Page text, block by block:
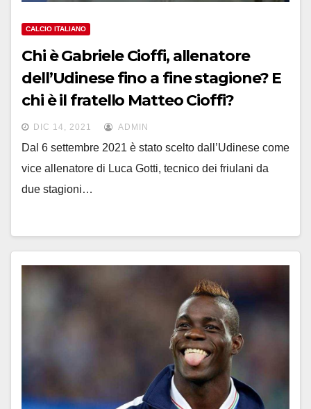
CALCIO ITALIANO
Chi è Gabriele Cioffi, allenatore
dell’Udinese fino a fine stagione? E
chi è il fratello Matteo Cioffi?
DIC 14, 2021 ADMIN
Dal 6 settembre 2021 è stato scelto dall’Udinese come
vice allenatore di Luca Gotti, tecnico dei friulani da
due stagioni…